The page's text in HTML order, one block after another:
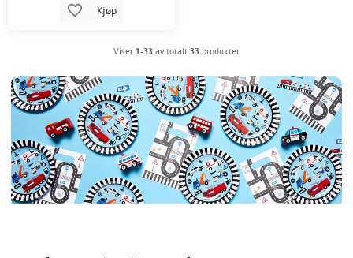
Kjøp
Viser 1-33 av totalt 33 produkter